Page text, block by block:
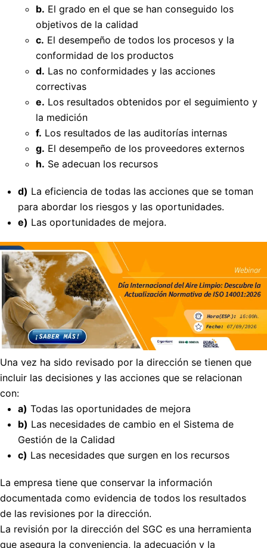
b. El grado en el que se han conseguido los
objetivos de la calidad
c. El desempeño de todos los procesos y la
conformidad de los productos
d. Las no conformidades y las acciones
correctivas
e. Los resultados obtenidos por el seguimiento y
la medición
f. Los resultados de las auditorías internas
g. El desempeño de los proveedores externos
h. Se adecuan los recursos
d) La eficiencia de todas las acciones que se toman
para abordar los riesgos y las oportunidades.
e) Las oportunidades de mejora.
Una vez ha sido revisado por la dirección se tienen que
incluir las decisiones y las acciones que se relacionan
con:
a) Todas las oportunidades de mejora
b) Las necesidades de cambio en el Sistema de
Gestión de la Calidad
c) Las necesidades que surgen en los recursos
La empresa tiene que conservar la información
documentada como evidencia de todos los resultados
de las revisiones por la dirección.
La revisión por la dirección del SGC es una herramienta
que asegura la conveniencia, la adecuación y la